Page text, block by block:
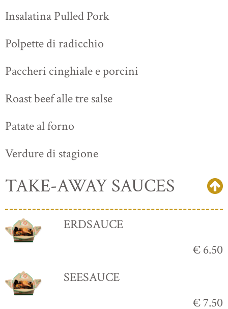
Insalatina Pulled Pork
Polpette di radicchio
Paccheri cinghiale e porcini
Roast beef alle tre salse
Patate al forno
Verdure di stagione
TAKE-AWAY SAUCES
ERDSAUCE
€ 6.50
SEESAUCE
€ 7.50